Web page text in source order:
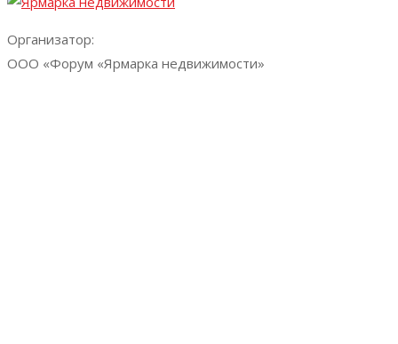
Организатор:
ООО «Форум «Ярмарка недвижимости»